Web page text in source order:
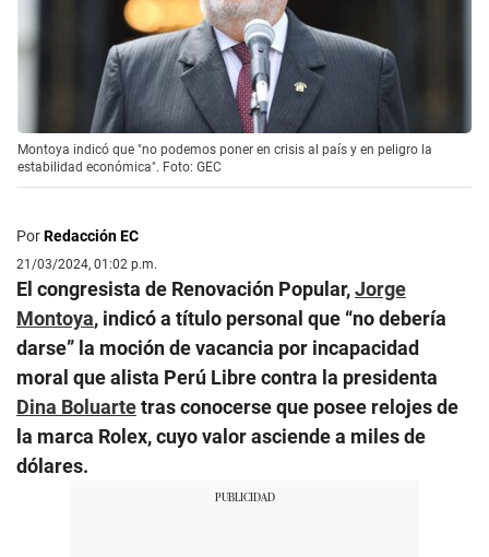
Montoya indicó que "no podemos poner en crisis al país y en peligro la
estabilidad económica". Foto: GEC
PorRedacción EC
21/03/2024, 01:02 p.m.
El congresista de Renovación Popular,Jorge
Montoya, indicó a título personal que “no debería
darse” la moción de vacancia por incapacidad
moral que alista Perú Libre contra la presidenta
Dina Boluartetras conocerse que posee relojes de
la marca Rolex, cuyo valor asciende a miles de
dólares.